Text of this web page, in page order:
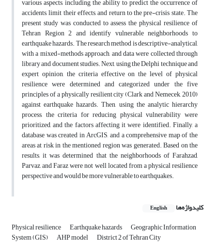
various aspects, including the ability to predict the occurrence of
accidents, limit their effects, and return to the pre-crisis state. The
present study was conducted to assess the physical resilience of
Tehran Region 2 and identify vulnerable neighborhoods to
earthquake hazards. The research method is descriptive-analytical,
with a mixed-methods approach, and data were collected through
library and document studies. Next, using the Delphi technique and
expert opinion, the criteria effective on the level of physical
resilience were determined and categorized under the five
principles of a physically resilient city (Clark and Nemecek, 2010)
against earthquake hazards. Then, using the analytic hierarchy
process, the criteria for reducing physical vulnerability were
prioritized, and the factors affecting it were identified. Finally, a
database was created in ArcGIS, and a comprehensive map of the
areas at risk in the mentioned region was generated. Based on the
results, it was determined that the neighborhoods of Farahzad,
Parvaz, and Faraz were not well located from a physical resilience
perspective and would be more vulnerable to earthquakes.
کلیدواژه‌ها English
Physical resilience Earthquake hazards Geographic Information
System (GIS) AHP model District 2 of Tehran City